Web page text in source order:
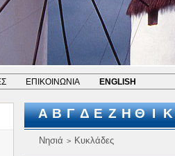
ΕΠΙΚΟΙΝΩΝΙΑ ENGLISH
Α Β Γ Δ Ε Ζ Η Θ Ι Κ
Νησιά > Κυκλάδες